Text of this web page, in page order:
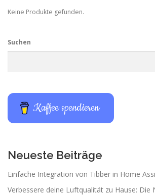
Keine Produkte gefunden.
Suchen
Kaffee spendieren
Neueste Beiträge
Einfache Integration von Tibber in Home
Verbessere deine Luftqualität zu Hause: Die